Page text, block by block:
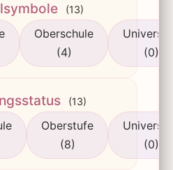
(13)
Oberschule
(4)
(0)
(13)
Oberstufe
(8)
(0)